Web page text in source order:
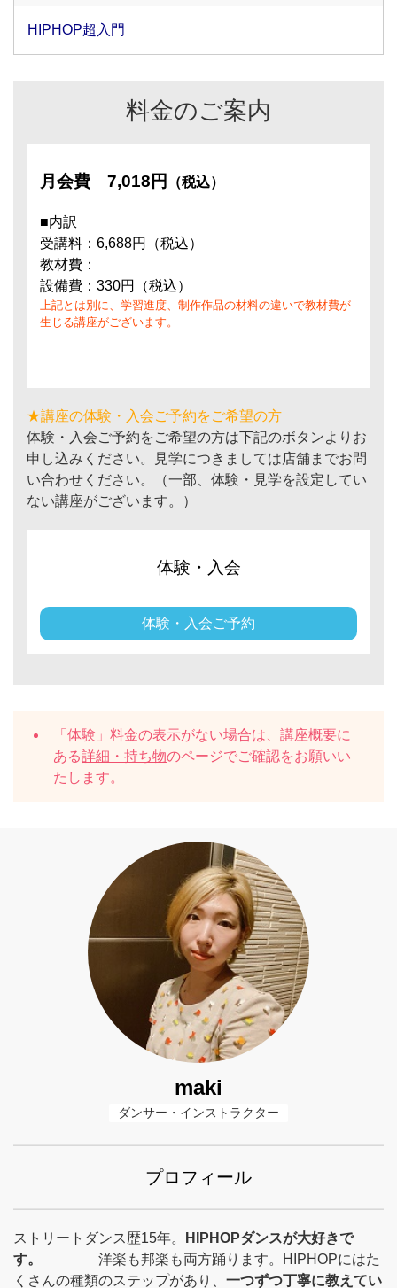
HIPHOP超入門
料金のご案内
月会費 7,018円 （税込）
■内訳
受講料：6,688円（税込）
教材費：
設備費：330円（税込）
上記とは別に、学習進度、制作作品の材料の違いで教材費が
生じる講座がございます。
★講座の体験・入会ご予約をご希望の方
体験・入会ご予約をご希望の方は下記のボタンよりお
申し込みください。見学につきましては店舗までお問
い合わせください。（一部、体験・見学を設定してい
ない講座がございます。）
体験・入会
体験・入会ご予約
「体験」料金の表示がない場合は、講座概要に
ある詳細・持ち物のページでご確認をお願いい
たします。
maki
ダンサー・インストラクター
プロフィール
ストリートダンス歴15年。
HIPHOPダンスが大好きで
す。
洋楽も邦楽も両方踊ります。HIPHOPにはた
くさんの種類のステップがあり、 一つずつ丁寧に教えてい